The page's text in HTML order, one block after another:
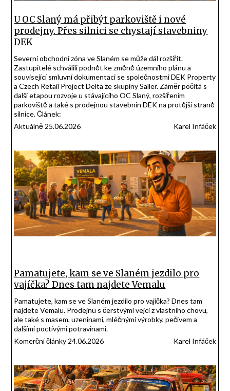
U OC Slaný má přibýt parkoviště i nové
prodejny. Přes silnici se chystají stavebniny
DEK
Severní obchodní zóna ve Slaném se může dál rozšířit.
Zastupitelé schválili podnět ke změně územního plánu a
související smluvní dokumentaci se společnostmi DEK Property
a Czech Retail Project Delta ze skupiny Saller. Záměr počítá s
další etapou rozvoje u stávajícího OC Slaný, rozšířením
parkoviště a také s prodejnou stavebnin DEK na protější straně
silnice. Článek:
Aktuálně 25.06.2026
Karel Infáček
Pamatujete, kam se ve Slaném jezdilo pro
vajíčka? Dnes tam najdete Vemalu
Pamatujete, kam se ve Slaném jezdilo pro vajíčka? Dnes tam
najdete Vemalu. Prodejnu s čerstvými vejci z vlastního chovu,
ale také s masem, uzeninami, mléčnými výrobky, pečivem a
dalšími poctivými potravinami.
Komerční články 24.06.2026
Karel Infáček